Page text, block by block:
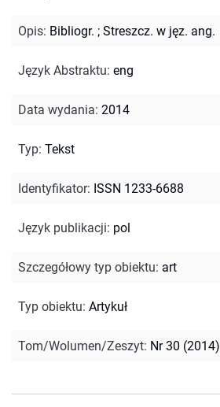
Opis: Bibliogr. ; Streszcz. w jęz. ang.
Język Abstraktu: eng
Data wydania: 2014
Typ: Tekst
Identyfikator: ISSN 1233-6688
Język publikacji: pol
Szczegółowy typ obiektu: art
Typ obiektu: Artykuł
Tom/Wolumen/Zeszyt: Nr 30 (2014)